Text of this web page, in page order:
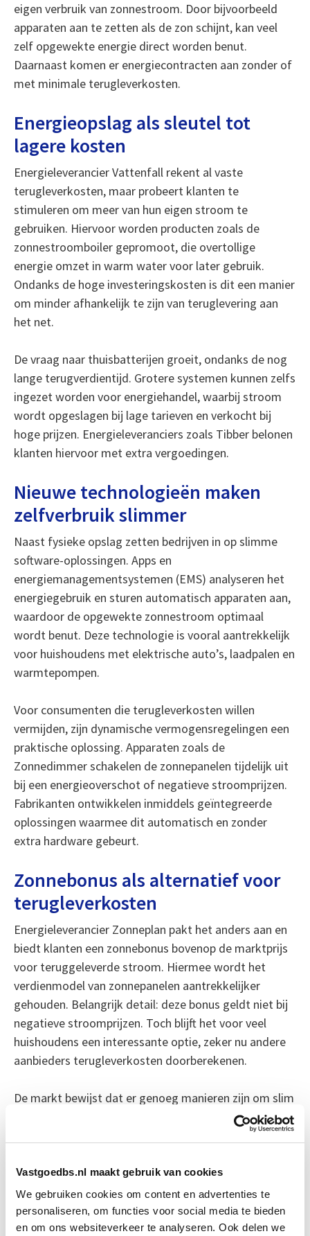
Vastgoedbs.nl maakt gebruik van cookies
We gebruiken cookies om content en advertenties te
personaliseren, om functies voor social media te bieden
en om ons websiteverkeer te analyseren. Ook delen we
eigen verbruik van zonnestroom. Door bijvoorbeeld
apparaten aan te zetten als de zon schijnt, kan veel
zelf opgewekte energie direct worden benut.
Daarnaast komen er energiecontracten aan zonder of
met minimale terugleverkosten.
Energieopslag als sleutel tot
lagere kosten
Energieleverancier Vattenfall rekent al vaste
terugleverkosten, maar probeert klanten te
stimuleren om meer van hun eigen stroom te
gebruiken. Hiervoor worden producten zoals de
zonnestroomboiler gepromoot, die overtollige
energie omzet in warm water voor later gebruik.
Ondanks de hoge investeringskosten is dit een manier
om minder afhankelijk te zijn van teruglevering aan
het net.
De vraag naar thuisbatterijen groeit, ondanks de nog
lange terugverdientijd. Grotere systemen kunnen zelfs
ingezet worden voor energiehandel, waarbij stroom
wordt opgeslagen bij lage tarieven en verkocht bij
hoge prijzen. Energieleveranciers zoals Tibber belonen
klanten hiervoor met extra vergoedingen.
Nieuwe technologieën maken
zelfverbruik slimmer
Naast fysieke opslag zetten bedrijven in op slimme
software-oplossingen. Apps en
energiemanagementsystemen (EMS) analyseren het
energiegebruik en sturen automatisch apparaten aan,
waardoor de opgewekte zonnestroom optimaal
wordt benut. Deze technologie is vooral aantrekkelijk
voor huishoudens met elektrische auto’s, laadpalen en
warmtepompen.
Voor consumenten die terugleverkosten willen
vermijden, zijn dynamische vermogensregelingen een
praktische oplossing. Apparaten zoals de
Zonnedimmer schakelen de zonnepanelen tijdelijk uit
bij een energieoverschot of negatieve stroomprijzen.
Fabrikanten ontwikkelen inmiddels geïntegreerde
oplossingen waarmee dit automatisch en zonder
extra hardware gebeurt.
Zonnebonus als alternatief voor
terugleverkosten
Energieleverancier Zonneplan pakt het anders aan en
biedt klanten een zonnebonus bovenop de marktprijs
voor teruggeleverde stroom. Hiermee wordt het
verdienmodel van zonnepanelen aantrekkelijker
gehouden. Belangrijk detail: deze bonus geldt niet bij
negatieve stroomprijzen. Toch blijft het voor veel
huishoudens een interessante optie, zeker nu andere
aanbieders terugleverkosten doorberekenen.
De markt bewijst dat er genoeg manieren zijn om slim
salderingsregeling. Van thuisbatterijen tot flexibele
zonnepaneelbezitter hoeft niet lijdzaam toe te kijken.
Bron: fd.nl